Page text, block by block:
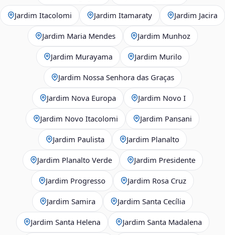
Jardim Itacolomi Jardim Itamaraty Jardim Jacira
Jardim Maria Mendes Jardim Munhoz
Jardim Murayama Jardim Murilo
Jardim Nossa Senhora das Graças
Jardim Nova Europa Jardim Novo I
Jardim Novo Itacolomi Jardim Pansani
Jardim Paulista Jardim Planalto
Jardim Planalto Verde Jardim Presidente
Jardim Progresso Jardim Rosa Cruz
Jardim Samira Jardim Santa Cecília
Jardim Santa Helena Jardim Santa Madalena